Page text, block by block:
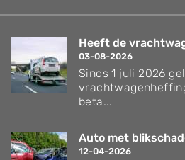
Heeft de
03-08-2026
Sinds 1 juli 2026
beta...
Auto met
12-04-2026